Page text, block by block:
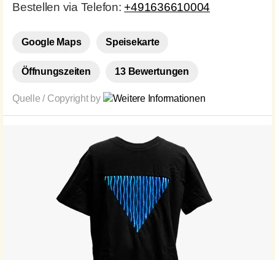
Bestellen via Telefon: +491636610004
Google Maps Speisekarte
Öffnungszeiten 13 Bewertungen
Quelle / Copyright by